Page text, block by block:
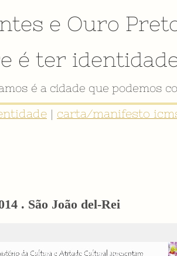
e Ouro
é ter
VÍDEO INSTITUCIONAL
| carta/manifesto
. São João del-Rei